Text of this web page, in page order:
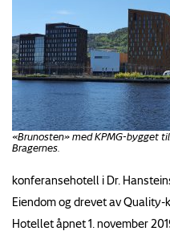
«Brunosten» med KPMG-bygget
Bragernes.
konferansehotell i Dr.
Eiendom og drevet av Quality-
Hotellet åpnet 1. november